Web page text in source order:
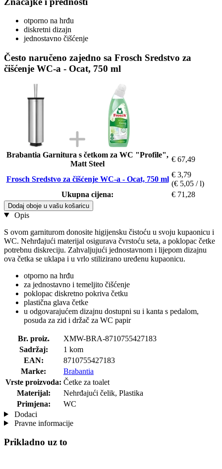
otporno na hrđu
diskretni dizajn
jednostavno čišćenje
Često naručeno zajedno sa Frosch Sredstvo za
čišćenje WC-a - Ocat, 750 ml
Brabantia Garnitura s četkom za WC "Profile",
Matt Steel
€ 67,49
Frosch Sredstvo za čišćenje WC-a - Ocat, 750 ml
€ 3,79
(€ 5,05 / l)
Ukupna cijena:
€ 71,28
Dodaj oboje u vašu košaricu
Opis
S ovom garniturom donosite higijensku čistoću u svoju kupaonicu i
WC. Nehrđajući materijal osigurava čvrstoću seta, a poklopac četke
potrebnu diskreciju. Zahvaljujući jednostavnom i lijepom dizajnu
ova četka se uklapa i u vrlo stilizirano uređenu kupaonicu.
otporno na hrđu
za jednostavno i temeljito čišćenje
poklopac diskretno pokriva četku
plastična glava četke
u odgovarajućem dizajnu dostupni su i kanta s pedalom,
posuda za zid i držač za WC papir
Br. proiz.
XMW-BRA-8710755427183
Sadržaj:
1 kom
EAN:
8710755427183
Marke:
Brabantia
Vrste proizvoda: Četke za toalet
Materijal:
Nehrđajući čelik, Plastika
Primjena:
WC
Dodaci
Pravne informacije
Prikladno uz to